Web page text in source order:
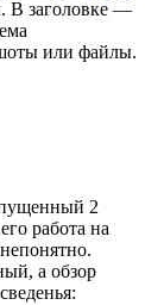
В заголовке —
или файлы.
2
работа на
а обзор